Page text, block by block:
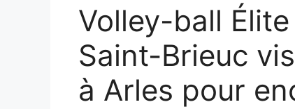
Volley-ball
Saint-Brieuc
à Arles pour